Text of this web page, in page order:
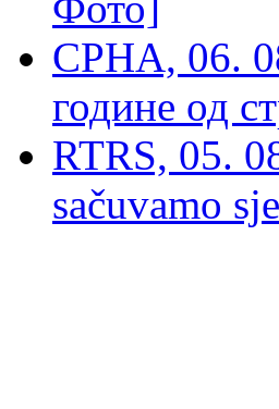
СРНА, 06.
године од
RTRS, 05.
sačuvamo